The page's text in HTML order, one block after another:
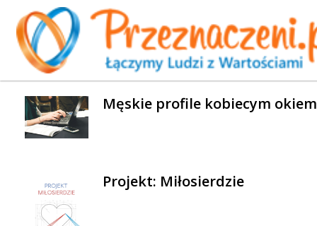
WYBRANE AKTUALNOŚCI
Męskie profile kobiecym okiem
Projekt: Miłosierdzie